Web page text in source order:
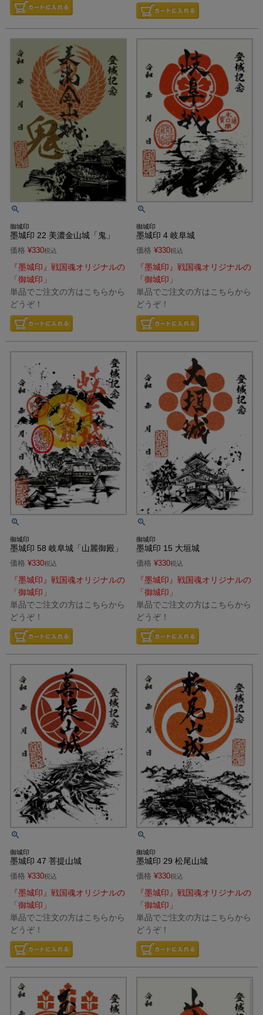
御城印
墨城印 22 美濃金山城「鬼」
価格 ¥330税込
『墨城印』戦国魂オリジナルの
「御城印」
単品でご注文の方はこちらから
どうぞ！
御城印
墨城印 4 岐阜城
価格 ¥330税込
『墨城印』戦国魂オリジナルの
「御城印」
単品でご注文の方はこちらから
どうぞ！
御城印
墨城印 58 岐阜城「山麗御殿」
価格 ¥330税込
『墨城印』戦国魂オリジナルの
「御城印」
単品でご注文の方はこちらから
どうぞ！
御城印
墨城印 15 大垣城
価格 ¥330税込
『墨城印』戦国魂オリジナルの
「御城印」
単品でご注文の方はこちらから
どうぞ！
御城印
墨城印 47 菩提山城
価格 ¥330税込
『墨城印』戦国魂オリジナルの
「御城印」
単品でご注文の方はこちらから
どうぞ！
御城印
墨城印 29 松尾山城
価格 ¥330税込
『墨城印』戦国魂オリジナルの
「御城印」
単品でご注文の方はこちらから
どうぞ！